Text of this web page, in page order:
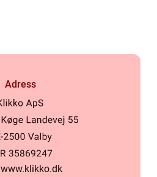
Adress
www.klikko.dk